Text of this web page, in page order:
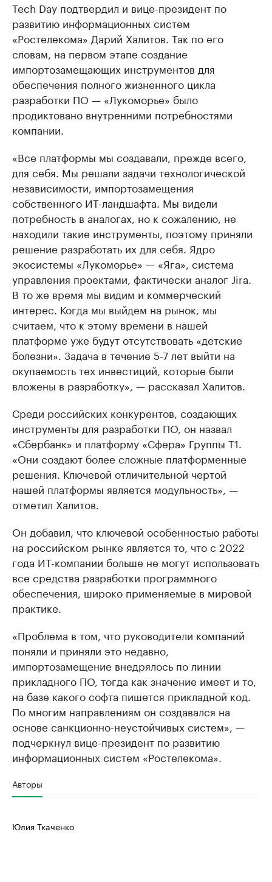
Tech Day подтвердил и вице-президент по
развитию информационных систем
«Ростелекома» Дарий Халитов. Так по его
словам, на первом этапе создание
импортозамещающих инструментов для
обеспечения полного жизненного цикла
разработки ПО — «Лукоморье» было
продиктовано внутренними потребностями
компании.
«Все платформы мы создавали, прежде всего,
для себя. Мы решали задачи технологической
независимости, импортозамещения
собственного ИТ-ландшафта. Мы видели
потребность в аналогах, но к сожалению, не
находили такие инструменты, поэтому приняли
решение разработать их для себя. Ядро
экосистемы «Лукоморье» — «Яга», система
управления проектами, фактически аналог Jira.
В то же время мы видим и коммерческий
интерес. Когда мы выйдем на рынок, мы
считаем, что к этому времени в нашей
платформе уже будут отсутствовать «детские
болезни». Задача в течение 5-7 лет выйти на
окупаемость тех инвестиций, которые были
вложены в разработку», — рассказал Халитов.
Среди российских конкурентов, создающих
инструменты для разработки ПО, он назвал
«Сбербанк» и платформу «Сфера» Группы Т1.
«Они создают более сложные платформенные
решения. Ключевой отличительной чертой
нашей платформы является модульность», —
отметил Халитов.
Он добавил, что ключевой особенностью работы
на российском рынке является то, что с 2022
года ИТ-компании больше не могут использовать
все средства разработки программного
обеспечения, широко применяемые в мировой
практике.
«Проблема в том, что руководители компаний
поняли и приняли это недавно,
импортозамещение внедрялось по линии
прикладного ПО, тогда как значение имеет и то,
на базе какого софта пишется прикладной код.
По многим направлениям он создавался на
основе санкционно-неустойчивых систем», —
подчеркнул вице-президент по развитию
информационных систем «Ростелекома».
Авторы
Юлия Ткаченко